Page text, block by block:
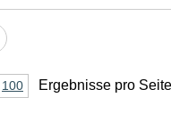
Eine
vor
100Ergebnisse
Ergebnisse pro Seite